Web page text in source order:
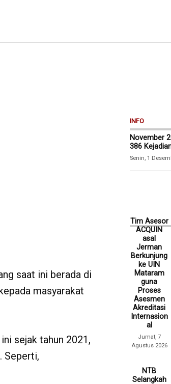
saat ini berada di
masyarakat
sejak tahun 2021,
Seperti,
INFO
November
386
Senin, 1
Tim Asesor
ACQUIN
asal
Jerman
Berkunjung
ke UIN
Mataram
guna
Proses
Asesmen
Akreditasi
Internasion
al
Jumat, 7
Agustus 2026
NTB
Selangkah